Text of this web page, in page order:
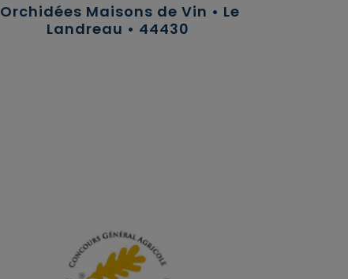
Orchidées Maisons de Vin • Le
Landreau • 44430